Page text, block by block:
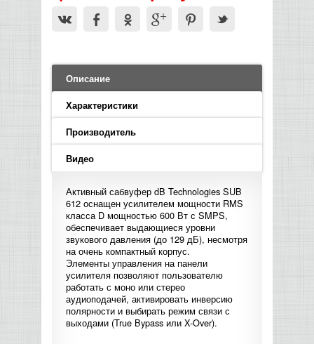
УСИЛИТЕЛИ
ЛИНЕЙНЫЕ МАССИВЫ
САБВУФЕРЫ ПАССИВНЫЕ
СЦЕНИЧЕСКИЕ МОНИТОРЫ
CD|DVD|FLASH|USB ПЛЕЕРЫ,
РЕКОРДЕРЫ
САБВУФЕРЫ АКТИВНЫЕ
КОМПЛЕКТУЮЩИЕ ДЛЯ
АКУСТИЧЕСКИХ СИСТЕМ
КОНТРОЛЛЕРЫ АС И КРОССОВЕРЫ
БАСОВЫЕ УСИЛИТЕЛИ И КАБИНЕТЫ
ГИТАРНЫЕ ПРИНАДЛЕЖНОСТИ
СЕМПЛЕРЫ И ГРУВБОКСЫ
СТОЙКИ ДЛЯ КЛАВИШНЫХ
ПРЕАМПЫ И МИКРОФОННЫЕ
ПРОГРАММНОЕ ОБЕСПЕЧЕНИЕ
ПРОИГРЫВАТЕЛИ ВИНИЛА
ВИДЕО РЕКОРДЕРЫ
ВИДЕО КОНВЕРТЕРЫ
ГРОМКОГОВОРИТЕЛИ
АНОНСЫ НОВИНОК
ИНФОРМАЦИЯ
О МАГАЗИНЕ
КАК КУПИТЬ
ДОСТАВКА
ОПЛАТА
КОНТАКТЫ
Описание
Характеристики
Производитель
Видео
Активный сабвуфер dB Technologies SUB
612 оснащен усилителем мощности RMS
класса D мощностью 600 Вт с SMPS,
обеспечивает выдающиеся уровни
звукового давления (до 129 дБ), несмотря
на очень компактный корпус.
Элементы управления на панели
усилителя позволяют пользователю
работать с моно или стерео
аудиоподачей, активировать инверсию
полярности и выбирать режим связи с
выходами (True Bypass или X-Over).